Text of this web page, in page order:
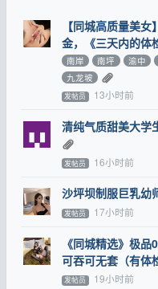
【同城高质量美
金，《三天内的体
南岸
南坪 渝中
九龙坡
发帖员 13小时前
清纯气质甜美大学
发帖员 16小时前
沙坪坝制服巨乳幼
发帖员 17小时前
《同城精选》极
可吞可无套（有体
发帖员 19小时前